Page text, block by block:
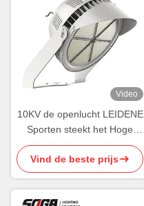
Video
10KV de openlucht LEIDENE
Sporten steekt het Hoge
Duurzame aan Licht van het
Lumen Openluchtstadion
Vind de beste prijs